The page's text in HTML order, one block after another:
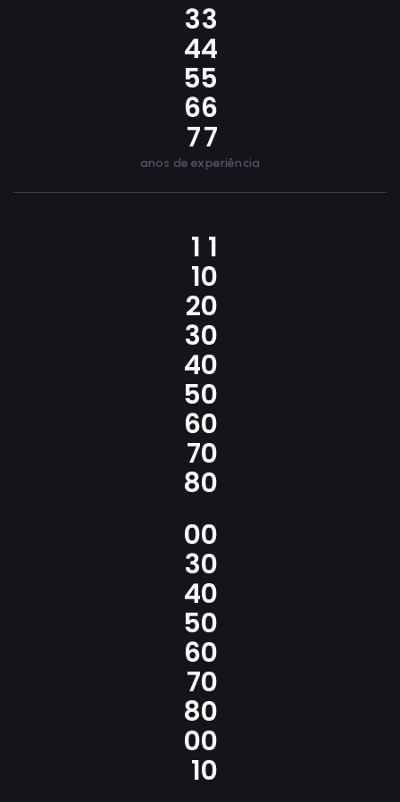
3
4
5
6
7
3
4
5
6
7
anos de experiência
1
1
2
3
4
5
6
7
8
1
0
0
0
0
0
0
0
0
0
3
4
5
6
7
8
0
1
0
0
0
0
0
0
0
0
0